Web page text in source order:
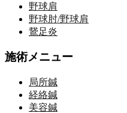
野球肩
野球肘/野球肩
鵞足炎
施術メニュー
局所鍼
経絡鍼
美容鍼